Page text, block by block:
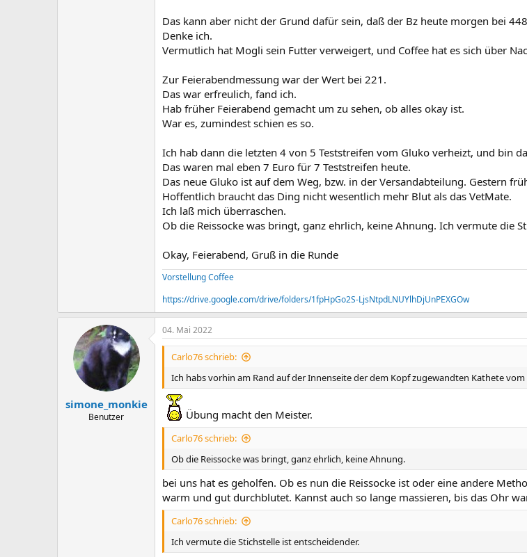
Das kann aber nicht der Grund dafür sein, daß der Bz heute morgen bei
Denke ich.
Vermutlich hat Mogli sein Futter verweigert, und Coffee hat es sich über
Zur Feierabendmessung war der Wert bei 221.
Das war erfreulich, fand ich.
Hab früher Feierabend gemacht um zu sehen, ob alles okay ist.
War es, zumindest schien es so.
Ich hab dann die letzten 4 von 5 Teststreifen vom Gluko verheizt, und bin
Das waren mal eben 7 Euro für 7 Teststreifen heute.
Das neue Gluko ist auf dem Weg, bzw. in der Versandabteilung. Gestern
Hoffentlich braucht das Ding nicht wesentlich mehr Blut als das VetMate.
Ich laß mich überraschen.
Ob die Reissocke was bringt, ganz ehrlich, keine Ahnung. Ich vermute die
Okay, Feierabend, Gruß in die Runde
Vorstellung Coffee
https://drive.google.com/drive/folders/1fpHpGo2S-LjsNtpdLNUYlhDjUnPEXGOw
simone_monkie
Benutzer
04. Mai 2022
Carlo76 schrieb:
Ich habs vorhin am Rand auf der Innenseite der dem Kopf zugewandten Kathete
Übung macht den Meister.
Carlo76 schrieb:
Ob die Reissocke was bringt, ganz ehrlich, keine Ahnung.
bei uns hat es geholfen. Ob es nun die Reissocke ist oder eine andere
warm und gut durchblutet. Kannst auch so lange massieren, bis das Ohr
Carlo76 schrieb:
Ich vermute die Stichstelle ist entscheidender.